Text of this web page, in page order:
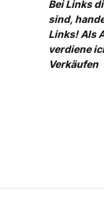
Bei Links
sind,
Links! Als
verdiene
Verkäufen